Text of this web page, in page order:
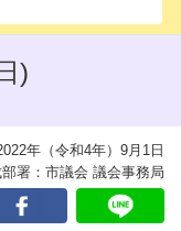
)
年（令和4年）9月1日
署：市議会 議会事務局